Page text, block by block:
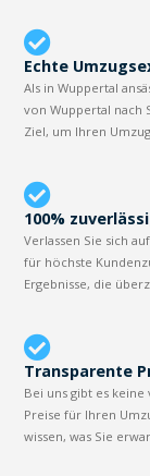
Echte
Als in Wuppertal
von Wuppertal nach
Ziel, um Ihren
100%
Verlassen Sie sich
für höchste
Ergebnisse, die
Transparente
Bei uns gibt es
Preise für Ihren
wissen, was Sie